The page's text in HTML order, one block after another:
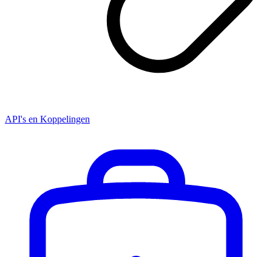
API's en Koppelingen